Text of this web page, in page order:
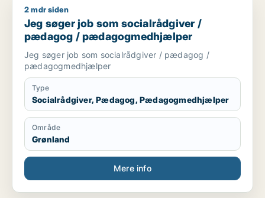
Jeg søger job som socialrådgiver / pædagog /
2 mdr siden
Jeg søger job som socialrådgiver /
pædagog / pædagogmedhjælper
Jeg søger job som socialrådgiver / pædagog /
pædagogmedhjælper
Type
Socialrådgiver, Pædagog, Pædagogmedhjælper
Område
Grønland
Mere info